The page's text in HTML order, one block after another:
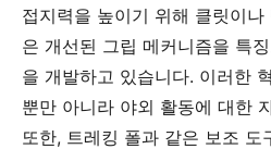
접지력을 높이기 위해 클릿이
은 개선된 그립 메커니즘을 특
을 개발하고 있습니다. 이러한
뿐만 아니라 야외 활동에 대한
또한, 트레킹 폴과 같은 보조 도